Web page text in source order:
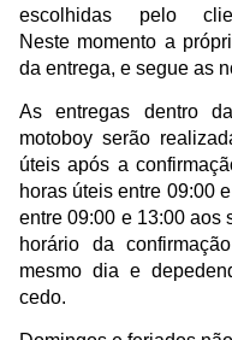
escolhidas pelo
Neste momento a
da entrega, e segue as
As entregas dentro
motoboy serão
úteis após a
horas úteis entre 09:00
entre 09:00 e 13:00 aos
horário da
mesmo dia e
cedo.